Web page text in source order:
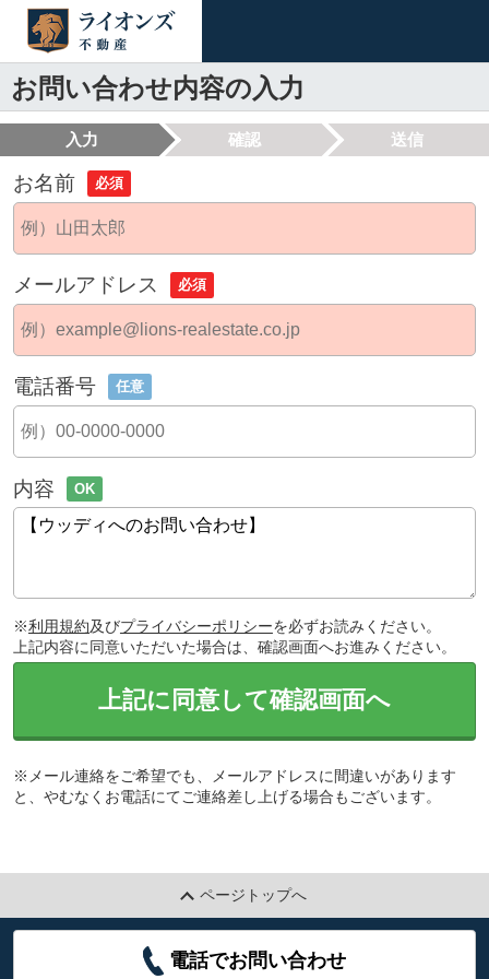
お問い合わせ内容の入力
入力 確認 送信
お名前 必須
メールアドレス 必須
電話番号 任意
内容 OK
※利用規約及びプライバシーポリシーを必ずお読みください。
上記内容に同意いただいた場合は、確認画面へお進みください。
上記に同意して確認画面へ
※メール連絡をご希望でも、メールアドレスに間違いがあります
と、やむなくお電話にてご連絡差し上げる場合もございます。
ページトップへ
電話でお問い合わせ